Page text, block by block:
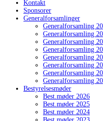
Kontakt
Sponsorer
Generalforsamlinger
Generalforsamling
Generalforsamling
Generalforsamling
Generalforsamling
Generalforsamling
Generalforsamling
Generalforsamling
Generalforsamling
Bestyrelsesmøder
Best.møder 2026
Best.møder 2025
Best.møder 2024